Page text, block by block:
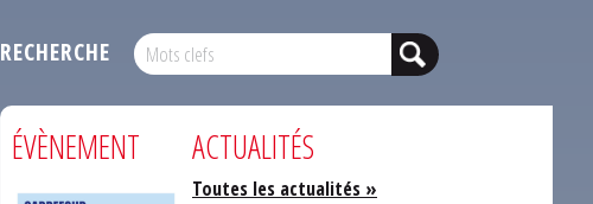
RECHERCHE
ÉVÈNEMENT ACTUALITÉS
Toutes les actualités »